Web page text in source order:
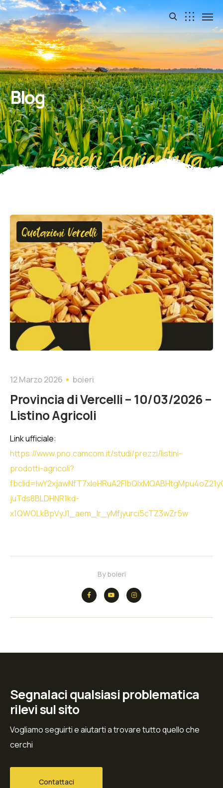
Blog
Boieri Agricoltura
Quotazioni Vercelli
12 Marzo 2026 boieri
Provincia di Vercelli – 10/03/2026 –
Listino Agricoli
Link ufficiale:
https://www.pno.camcom.it/studi/prezzi/listini-
prodotti-agricoli?
juTds8BLDHNR1kd-
x1QWOLkBpVyJ1_aem_Ir_yMfjyurci5cTZ3wZr5w
Byboieri
Segnalaci qualsiasi problematica
rilevi sul sito
Vogliamo seguirti e aiutarti a trovare tutto quello che
cerchi
Contattaci